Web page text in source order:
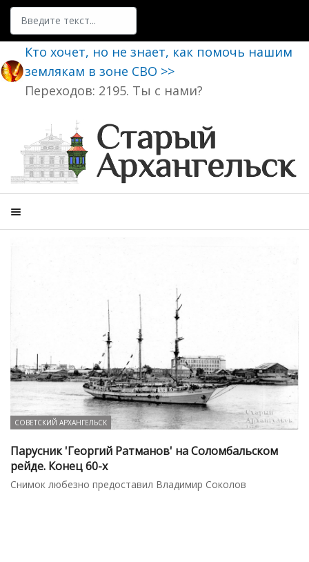
Поиск
Кто хочет, но не знает, как помочь нашим
землякам в зоне СВО >>
Переходов: 2195. Ты с нами?
СОВЕТСКИЙ АРХАНГЕЛЬСК
Парусник 'Георгий Ратманов' на Соломбальском
рейде. Конец 60-х
Снимок любезно предоставил Владимир Соколов